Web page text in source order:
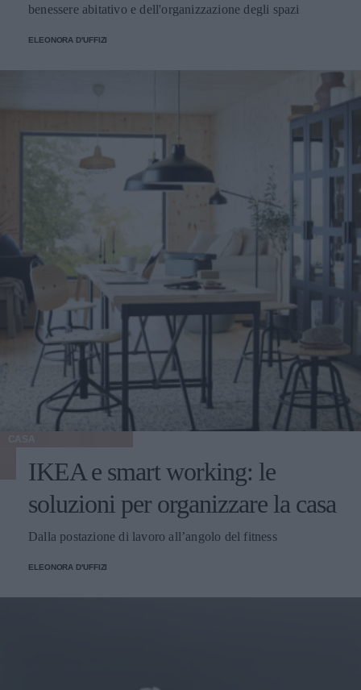
benessere abitativo e dell'organizzazione degli spazi
ELEONORA D'UFFIZI
IKEA e smart working: le
soluzioni per organizzare la casa
Dalla postazione di lavoro all’angolo del fitness
ELEONORA D'UFFIZI